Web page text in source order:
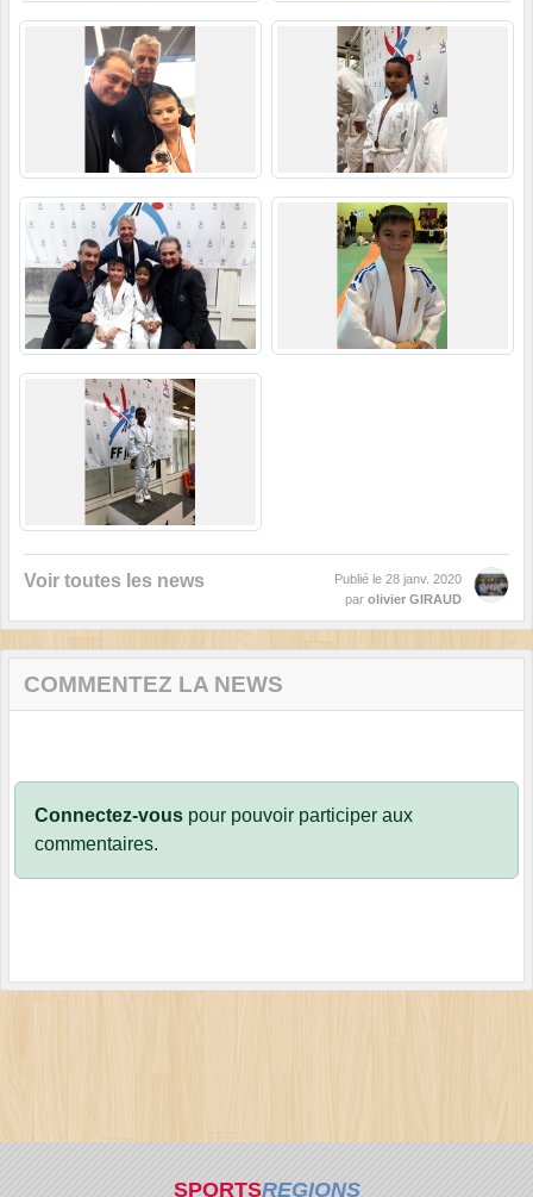
Voir toutes les news Publié le 28 janv. 2020
par olivier GIRAUD
COMMENTEZ LA NEWS
Connectez-vous pour pouvoir participer aux
commentaires.
SPORTSREGIONS